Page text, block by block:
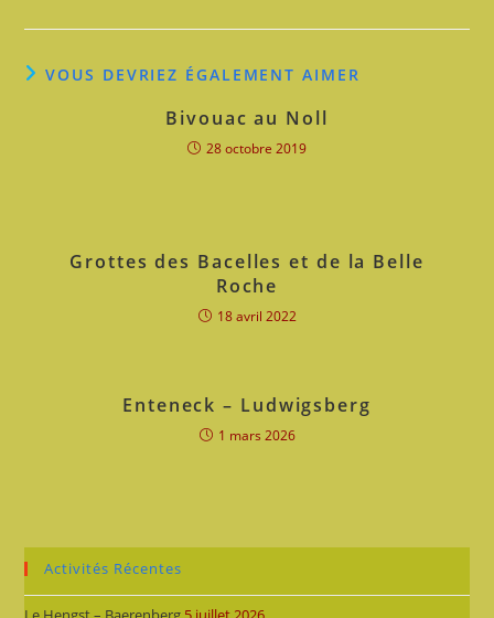
VOUS DEVRIEZ ÉGALEMENT AIMER
Bivouac au Noll
28 octobre 2019
Grottes des Bacelles et de la Belle
Roche
18 avril 2022
Enteneck – Ludwigsberg
1 mars 2026
Activités Récentes